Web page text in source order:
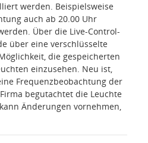
werden. Beispielsweise
auch ab 20.00 Uhr
Über die Live-Control-
über eine verschlüsselte
die gespeicherten
einzusehen. Neu ist,
Frequenzbeobachtung der
begutachtet die Leuchte
Änderungen vornehmen,